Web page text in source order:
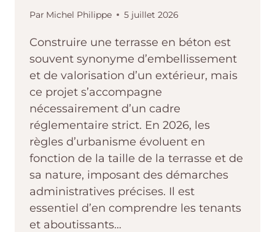
Par Michel Philippe 5 juillet 2026
Construire une terrasse en béton est
souvent synonyme d’embellissement
et de valorisation d’un extérieur, mais
ce projet s’accompagne
nécessairement d’un cadre
réglementaire strict. En 2026, les
règles d’urbanisme évoluent en
fonction de la taille de la terrasse et de
sa nature, imposant des démarches
administratives précises. Il est
essentiel d’en comprendre les tenants
et aboutissants…